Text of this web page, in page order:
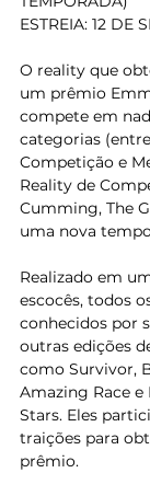
ESTREIA: 12 DE
O reality que
um prêmio
compete em
categorias
Competição e
Reality de
Cumming, The
uma nova
Realizado em
escocês, todos
conhecidos por
outras edições
como Survivor,
Amazing Race
Stars. Eles
traições para
prêmio.